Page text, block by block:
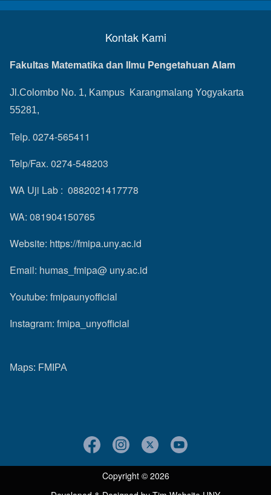
Kontak Kami
Fakultas Matematika dan Ilmu Pengetahuan Alam
Jl.Colombo No. 1, Kampus Karangmalang Yogyakarta
55281,
Telp. 0274-565411
Telp/Fax. 0274-548203
WA Uji Lab : 0882021417778
WA: 081904150765
Website: https://fmipa.uny.ac.id
Email: humas_fmipa@ uny.ac.id
Youtube: fmipaunyofficial
Instagram: fmipa_unyofficial
Maps: FMIPA
Copyright © 2026